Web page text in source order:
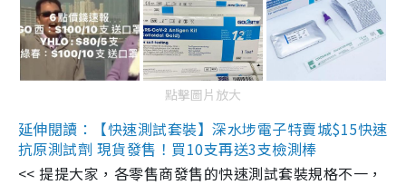
點擊圖片放大
延伸閱讀：【快速測試套裝】深水埗電子特賣城$15快速
抗原測試劑 現貨發售！買10支再送3支檢測棒
<< 提提大家，各零售商發售的快速測試套裝規格不一，